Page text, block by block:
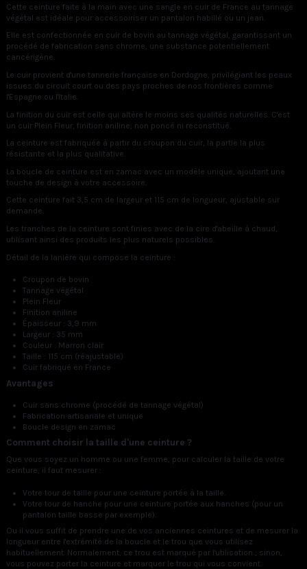
Cette ceinture faite à la main avec une sangle en cuir de France au tannage
végétal est idéale pour accessoiriser un pantalon habillé ou un jean.
Elle est confectionnée en cuir de bovin au tannage végétal, garantissant un
procédé de fabrication sans chrome, une substance potentiellement
cancérigène.
Le cuir provient d'une tannerie française en Dordogne, privilégiant les peaux
issues du circuit court ou des pays proches de nos frontières comme
l'Espagne ou l'Italie.
La finition du cuir est celle qui altère le moins ses qualités naturelles. C'est
un cuir Plein Fleur, finition aniline, non poncé ni reconstitué.
La ceinture est fabriquée à partir du croupon du cuir, la partie la plus
résistante et la plus qualitative.
La boucle de ceinture est en zamac avec un modèle unique, ajoutant une
touche de design à votre accessoire.
Cette ceinture fait 3,5 cm de largeur et 115 cm de longueur, ajustable sur
demande.
Les tranches de la ceinture sont finies avec de la cire d'abeille à chaud,
utilisant ainsi des produits les plus naturels possibles.
Détail de la lanière qui compose la ceinture :
Croupon de bovin
Tannage végétal
Plein Fleur
Finition aniline
Épaisseur : 3,9 mm
Largeur : 35 mm
Couleur : Marron clair
Taille : 115 cm (réajustable)
Cuir fabriqué en France
Avantages
Cuir sans chrome (procédé de tannage végétal)
Fabrication artisanale et unique
Boucle design en zamac
Comment choisir la taille d'une ceinture ?
Que vous soyez un homme ou une femme, pour calculer la taille de votre
ceinture, il faut mesurer :
Votre tour de taille pour une ceinture portée à la taille.
Votre tour de hanche pour une ceinture portée aux hanches (pour un
pantalon taille basse par exemple).
Ou il vous suffit de prendre une de vos anciennes ceintures et de mesurer la
longueur entre l'extrémité de la boucle et le trou que vous utilisez
habituellement. Normalement, ce trou est marqué par l'utilisation ; sinon,
vous pouvez porter la ceinture et marquer le trou qui vous convient.